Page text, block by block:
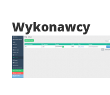
Wykonawcy